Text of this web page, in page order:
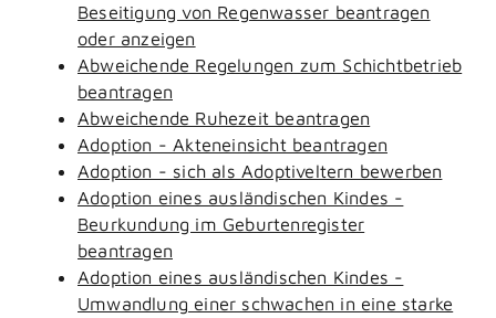
Beseitigung von Regenwasser beantragen
oder anzeigen
Abweichende Regelungen zum Schichtbetrieb
beantragen
Abweichende Ruhezeit beantragen
Adoption - Akteneinsicht beantragen
Adoption - sich als Adoptiveltern bewerben
Adoption eines ausländischen Kindes -
Beurkundung im Geburtenregister
beantragen
Adoption eines ausländischen Kindes -
Umwandlung einer schwachen in eine starke